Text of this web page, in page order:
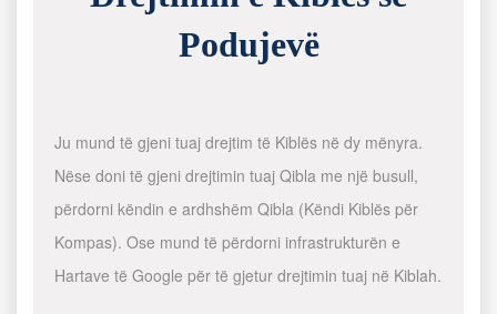
Podujevë
Ju mund të gjeni tuaj drejtim të Kiblës në dy mënyra.
Nëse doni të gjeni drejtimin tuaj Qibla me një busull,
përdorni këndin e ardhshëm Qibla (Këndi Kiblës për
Kompas). Ose mund të përdorni infrastrukturën e
Hartave të Google për të gjetur drejtimin tuaj në Kiblah.